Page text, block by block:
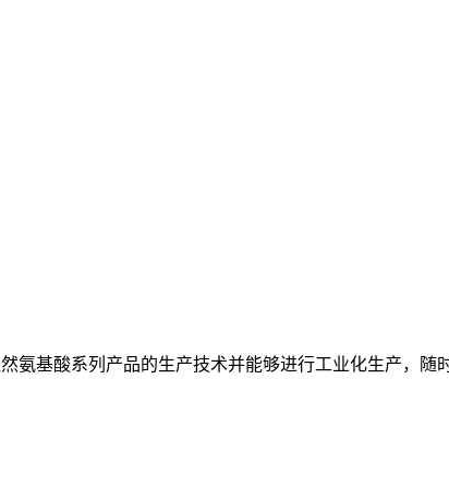
氨基酸系列产品的生产技术并能够进行工业化生产，随